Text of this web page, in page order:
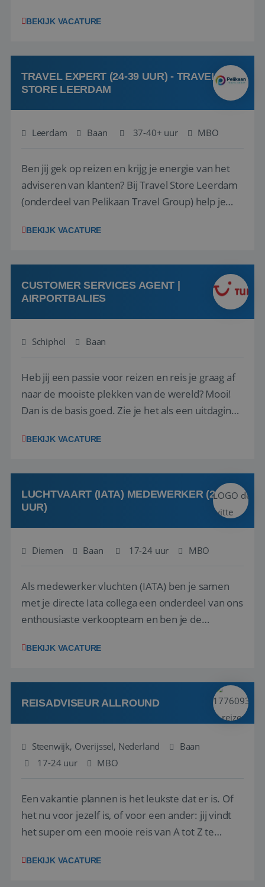
(onderdeel van Pelikaan Travel Group) zoeken
team het reisbureau verder...
BEKIJK VACATURE
TRAVEL EXPERT (24-39 UUR) - TRAVEL
STORE LEERDAM
Leerdam Baan 37-40+ uur MBO
Ben jij gek op reizen en krijg je energie van het
adviseren van klanten? Bij Travel Store Leerdam
(onderdeel van Pelikaan Travel Group) help je
vinden. Samen maken we van elke reis een
hebt in de reisbranche of j...
BEKIJK VACATURE
CUSTOMER SERVICES AGENT |
AIRPORTBALIES
Schiphol Baan
Heb jij een passie voor reizen en reis je graag af
naar de mooiste plekken van de wereld? Mooi!
Dan is de basis goed. Zie je het als een uitdaging
het samenstellen en boeken van de perfecte
deze onderdelen zijn nu samen gevoegd...
BEKIJK VACATURE
LUCHTVAART (IATA) MEDEWERKER (24-32
UUR)
Diemen Baan 17-24 uur MBO
Als medewerker vluchten (IATA) ben je samen
met je directe Iata collega een onderdeel van ons
enthousiaste verkoopteam en ben je de
en tarieven waar je collega’s niet uitkomen.
kwaliteitsbewaking van alles wat met IATA te m...
BEKIJK VACATURE
REISADVISEUR ALLROUND
Steenwijk, Overijssel, Nederland
Baan
17-24 uur
MBO
Een vakantie plannen is het leukste dat er is. Of
het nu voor jezelf is, of voor een ander: jij vindt
het super om een mooie reis van A tot Z te
vakantiegangers de meest prachtige plekjes op
BEKIJK VACATURE